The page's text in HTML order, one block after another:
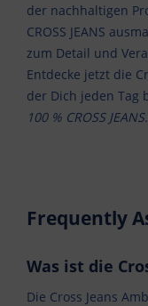
der nachhaltigen
CROSS JEANS
zum Detail und
Entdecke jetzt die
der Dich jeden Tag
100 % CROSS JEANS.
Frequently
Was ist die
Die Cross Jeans